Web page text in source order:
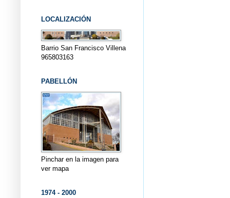
LOCALIZACIÓN
Barrio San Francisco Villena
965803163
PABELLÓN
Pinchar en la imagen para
ver mapa
1974 - 2000